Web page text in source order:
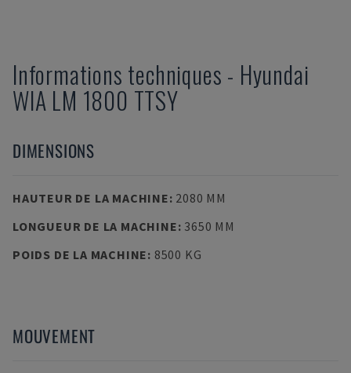
Informations techniques - Hyundai
WIA LM 1800 TTSY
DIMENSIONS
HAUTEUR DE LA MACHINE: 2080 MM
LONGUEUR DE LA MACHINE: 3650 MM
POIDS DE LA MACHINE: 8500 KG
MOUVEMENT